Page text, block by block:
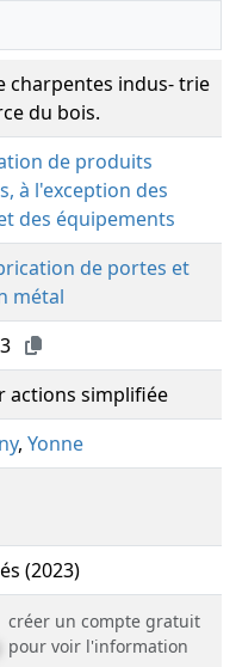
charpentes indus- trie
du bois.
de produits
à l'exception des
des équipements
de portes et
métal
actions simplifiée
, Yonne
(2023)
créer un compte gratuit
pour voir l'information